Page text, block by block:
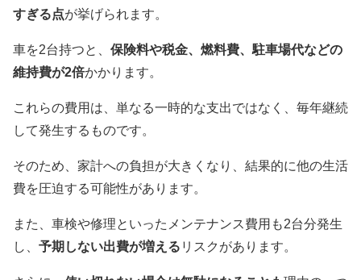
すぎる点が挙げられます。
車を2台持つと、 保険料や税金、燃料費、駐車場代などの
維持費が2倍かかります。
これらの費用は、単なる一時的な支出ではなく、毎年継続
して発生するものです。
そのため、家計への負担が大きくなり、結果的に他の生活
費を圧迫する可能性があります。
また、車検や修理といったメンテナンス費用も2台分発生
し、 予期しない出費が増える リスクがあります。